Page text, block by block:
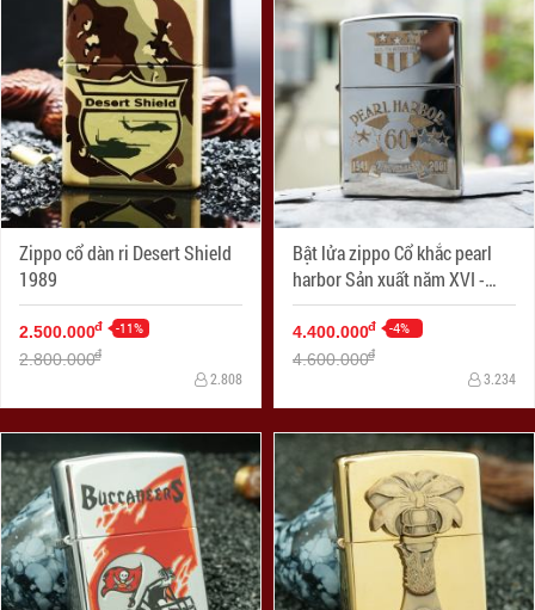
Zippo cổ dàn ri Desert Shield
1989
2.500.000đ -11%
2.800.000đ
2.808
Bật lửa zippo Cổ khắc pearl
harbor Sản xuất năm XVI -
2000
4.400.000đ -4%
4.600.000đ
3.234